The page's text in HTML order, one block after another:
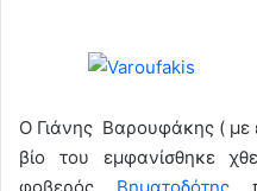
Ο Γιάνης Βαρουφάκης ( με
βίο του εμφανίσθηκε